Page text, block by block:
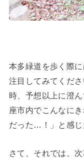
本多緑道を歩く際
注目してみてくだ
時、予想以上に澄
座市内でこんなに
だった…！」と感じ
さて、それでは、